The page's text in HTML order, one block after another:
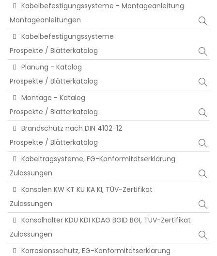
Kabelbefestigungssysteme - Montageanleitung
Montageanleitungen
Kabelbefestigungssysteme
Prospekte / Blätterkatalog
Planung - Katalog
Prospekte / Blätterkatalog
Montage - Katalog
Prospekte / Blätterkatalog
Brandschutz nach DIN 4102-12
Prospekte / Blätterkatalog
Kabeltragsysteme, EG-Konformitätserklärung
Zulassungen
Konsolen KW KT KU KA KI, TÜV-Zertifikat
Zulassungen
Konsolhalter KDU KDI KDAG BGID BGI, TÜV-Zertifikat
Zulassungen
Korrosionsschutz, EG-Konformitätserklärung